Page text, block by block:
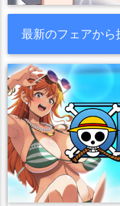
最新のフェアから